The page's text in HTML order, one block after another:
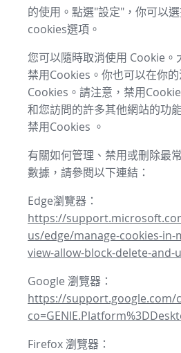
的使用。點選"設定"，你可以
cookies選項。
您可以隨時取消使用 Cookie。
禁用Cookies。你也可以在你
Cookies。請注意，禁用
和您訪問的許多其他網站的功
禁用Cookies 。
有關如何管理、禁用或刪除最
數據，請參閱以下連結：
Edge瀏覽器：
https://
us/edge/manage-cookies-
view-allow-block-delete-and-
Google 瀏覽器：
https://support.google.com/
Firefox 瀏覽器：